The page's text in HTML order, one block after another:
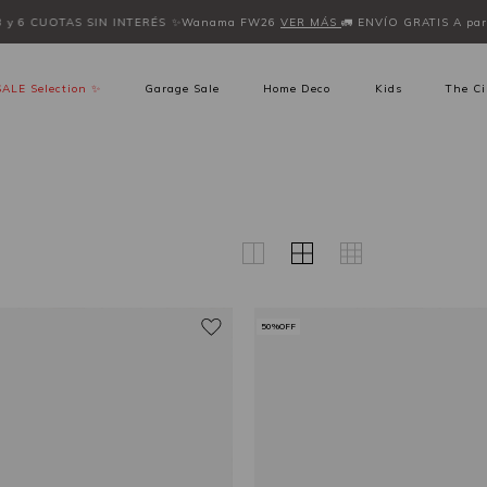
6 CUOTAS SIN INTERÉS ✨Wanama FW26VER MÁS🚛 ENVÍO GRATIS A
Selection ✨ Garage Sale Home Deco Kids The
50%OFF